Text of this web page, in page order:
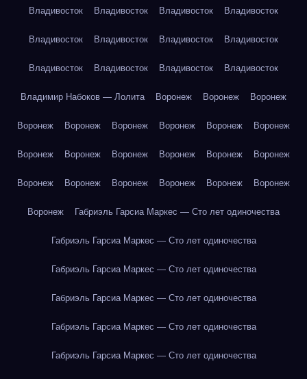
Владивосток Владивосток Владивосток Владивосток
Владивосток Владивосток Владивосток Владивосток
Владивосток Владивосток Владивосток Владивосток
Владимир Набоков — Лолита Воронеж Воронеж Воронеж
Воронеж Воронеж Воронеж Воронеж Воронеж Воронеж
Воронеж Воронеж Воронеж Воронеж Воронеж Воронеж
Воронеж Воронеж Воронеж Воронеж Воронеж Воронеж
Воронеж Габриэль Гарсиа Маркес — Сто лет одиночества
Габриэль Гарсиа Маркес — Сто лет одиночества
Габриэль Гарсиа Маркес — Сто лет одиночества
Габриэль Гарсиа Маркес — Сто лет одиночества
Габриэль Гарсиа Маркес — Сто лет одиночества
Габриэль Гарсиа Маркес — Сто лет одиночества